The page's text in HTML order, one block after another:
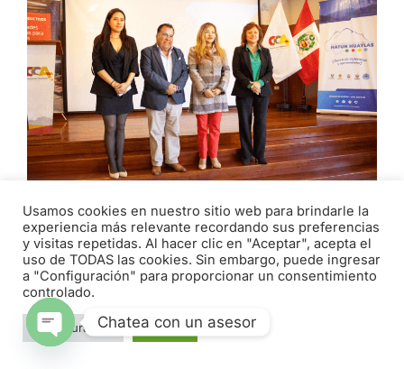
EMPRESARIOS Y AUTORIDADES
PARTICIPAN EN ENCUENTRO PROMOVIDO
POR LA CÁMARA DE COMERCIO DE
ÁNCASH
abril 29, 2026
Usamos cookies en nuestro sitio web para brindarle la
experiencia más relevante recordando sus preferencias
y visitas repetidas. Al hacer clic en "Aceptar", acepta el
uso de TODAS las cookies. Sin embargo, puede ingresar
a "Configuración" para proporcionar un consentimiento
controlado.
Configuración Aceptar
Chatea con un asesor